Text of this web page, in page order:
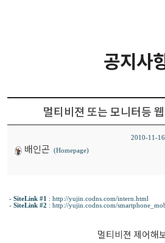
공지사
멀티비젼 또는 모니터등
배인곤 (Homepage)
2010-11-
- SiteLink #1 : http://yujin.codns.com/intern.html
- SiteLink #2 : http://yujin.codns.com/
멀티비젼 제어해